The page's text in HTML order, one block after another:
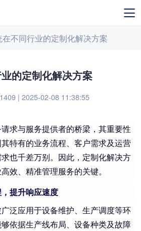
在不同行业的定制化解决方案
的定制化解决方案
| 2025-02-08 11:38:55
求与服务提供者的桥梁，其重要性
特有的业务流程、客户需求及运营
也千差万别。因此，定制化解决方
效、精准管理服务的关键。
提升响应速度
泛应用于设备维护、生产调度等环
依据生产线布局、设备种类及故障